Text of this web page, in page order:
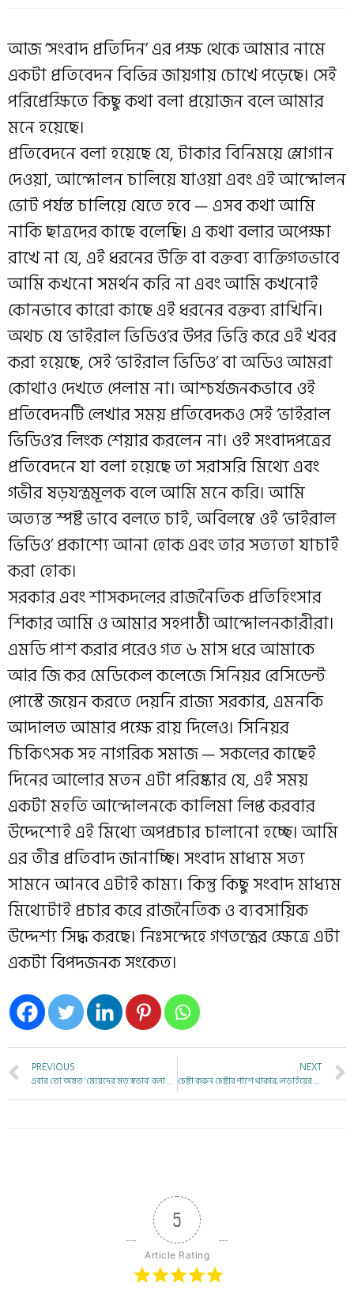
আজ ‘সংবাদ প্রতিদিন’ এর পক্ষ থেকে আমার নামে
একটা প্রতিবেদন বিভিন্ন জায়গায় চোখে পড়েছে। সেই
পরিপ্রেক্ষিতে কিছু কথা বলা প্রয়োজন বলে আমার
মনে হয়েছে।
প্রতিবেদনে বলা হয়েছে যে, টাকার বিনিময়ে স্লোগান
দেওয়া, আন্দোলন চালিয়ে যাওয়া এবং এই আন্দোলন
ভোট পর্যন্ত চালিয়ে যেতে হবে — এসব কথা আমি
নাকি ছাত্রদের কাছে বলেছি। এ কথা বলার অপেক্ষা
রাখে না যে, এই ধরনের উক্তি বা বক্তব্য ব্যক্তিগতভাবে
আমি কখনো সমর্থন করি না এবং আমি কখনোই
কোনভাবে কারো কাছে এই ধরনের বক্তব্য রাখিনি।
অথচ যে ‘ভাইরাল ভিডিও’র উপর ভিত্তি করে এই খবর
করা হয়েছে, সেই ‘ভাইরাল ভিডিও’ বা অডিও আমরা
কোথাও দেখতে পেলাম না। আশ্চর্যজনকভাবে ওই
প্রতিবেদনটি লেখার সময় প্রতিবেদকও সেই ‘ভাইরাল
ভিডিও’র লিংক শেয়ার করলেন না। ওই সংবাদপত্রের
প্রতিবেদনে যা বলা হয়েছে তা সরাসরি মিথ্যে এবং
গভীর ষড়যন্ত্রমূলক বলে আমি মনে করি। আমি
অত্যন্ত স্পষ্ট ভাবে বলতে চাই, অবিলম্বে ওই ‘ভাইরাল
ভিডিও’ প্রকাশ্যে আনা হোক এবং তার সত্যতা যাচাই
করা হোক।
সরকার এবং শাসকদলের রাজনৈতিক প্রতিহিংসার
শিকার আমি ও আমার সহপাঠী আন্দোলনকারীরা।
এমডি পাশ করার পরেও গত ৬ মাস ধরে আমাকে
আর জি কর মেডিকেল কলেজে সিনিয়র রেসিডেন্ট
পোস্টে জয়েন করতে দেয়নি রাজ্য সরকার, এমনকি
আদালত আমার পক্ষে রায় দিলেও। সিনিয়র
চিকিৎসক সহ নাগরিক সমাজ — সকলের কাছেই
দিনের আলোর মতন এটা পরিষ্কার যে, এই সময়
একটা মহতি আন্দোলনকে কালিমা লিপ্ত করবার
উদ্দেশ্যেই এই মিথ্যে অপপ্রচার চালানো হচ্ছে। আমি
এর তীব্র প্রতিবাদ জানাচ্ছি। সংবাদ মাধ্যম সত্য
সামনে আনবে এটাই কাম্য। কিন্তু কিছু সংবাদ মাধ্যম
মিথ্যেটাই প্রচার করে রাজনৈতিক ও ব্যবসায়িক
উদ্দেশ্য সিদ্ধ করছে। নিঃসন্দেহে গণতন্ত্রের ক্ষেত্রে এটা
একটা বিপদজনক সংকেত।
PREVIOUS
এবার তো অন্তত ‘মেয়েদের মত স্বভাব’ বলা বন্ধ করুন। এবার তো অন্তত ‘মেয়েদের মত কাঁদছিস কেন’ বলার আগে ভাবুন।
NEXT
চেষ্টা করুন চেষ্টার পাশে থাকার, লড়াইয়ের পাশে থাকার
5
Article Rating